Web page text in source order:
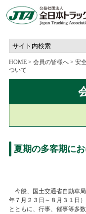
HOME> 会員の皆様へ> 安
ついて
夏期の多客期に
今般、国土交通省自動車
年７月２３日～８月３１日
とともに、行事、催事等多